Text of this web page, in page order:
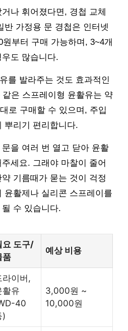
나 휘어졌다면, 경첩 교체
반 가정용 문 경첩은 인터넷
부터 구매 가능하며, 3~4개
도 많습니다.
를 발라주는 것도 효과적인
은 스프레이형 윤활유는 약
로 구매할 수 있으며, 주입
뿌리기 편리합니다.
을 여러 번 열고 닫아 윤활
세요. 그래야 마찰이 줄어
기름때가 묻는 것이 걱정
윤활제나 실리콘 스프레이를
수 있습니다.
요 도구/
품
예상 비용
라이버,
활유
40
)
3,000원 ~
10,000원